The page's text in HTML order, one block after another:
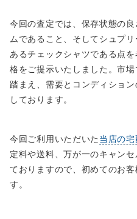
今回の査定では、保存状態の
ムであること、そしてシュプ
あるチェックシャツである点を
格をご提示いたしました。市
踏まえ、需要とコンディショ
しております。
今回ご利用いただいた 当店の
定料や送料、万が一のキャン
ておりますので、初めてのお
す。